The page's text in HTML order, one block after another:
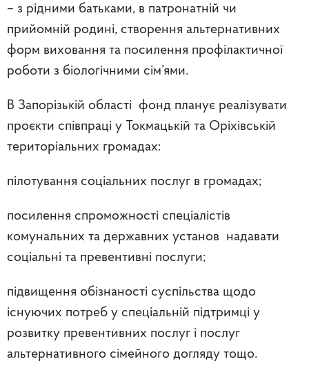
– з рідними батьками, в патронатній чи
прийомній родині, створення альтернативних
форм виховання та посилення профілактичної
роботи з біологічними сім’ями.
В Запорізькій області фонд планує реалізувати
проєкти співпраці у Токмацькій та Оріхівській
територіальних громадах:
пілотування соціальних послуг в громадах;
посилення спроможності спеціалістів
комунальних та державних установ надавати
соціальні та превентивні послуги;
підвищення обізнаності суспільства щодо
існуючих потреб у спеціальній підтримці у
розвитку превентивних послуг і послуг
альтернативного сімейного догляду тощо.